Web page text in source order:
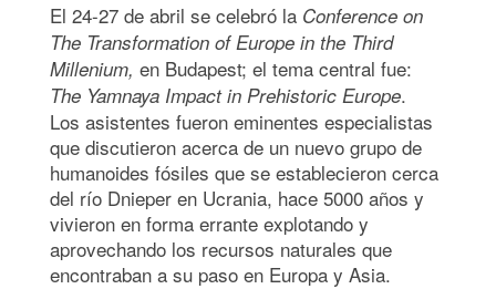
El 24-27 de abril se celebró la Conference on
The Transformation of Europe in the Third
Millenium, en Budapest; el tema central fue:
The Yamnaya Impact in Prehistoric Europe.
Los asistentes fueron eminentes especialistas
que discutieron acerca de un nuevo grupo de
humanoides fósiles que se establecieron cerca
del río Dnieper en Ucrania, hace 5000 años y
vivieron en forma errante explotando y
aprovechando los recursos naturales que
encontraban a su paso en Europa y Asia.